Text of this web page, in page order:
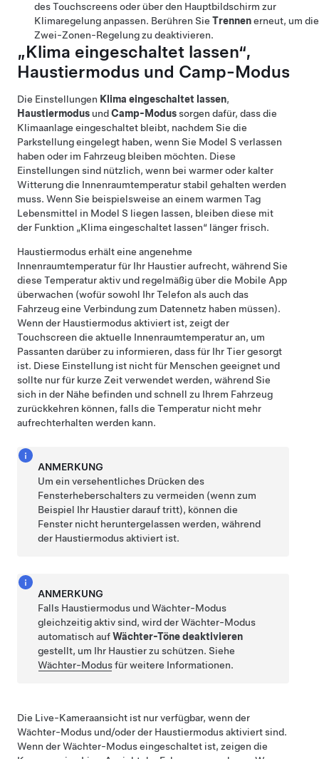
des Touchscreens oder über den Hauptbildschirm zur
Klimaregelung anpassen. Berühren Sie Trennenerneut, um die
Zwei-Zonen-Regelung zu deaktivieren.
„Klima eingeschaltet lassen“,
Haustiermodus und Camp-Modus
Die Einstellungen Klima eingeschaltet lassen,
Haustiermodus undCamp-Modussorgen dafür, dass die
Klimaanlage eingeschaltet bleibt, nachdem Sie die
Parkstellung eingelegt haben, wenn Sie Model S verlassen
haben oder im Fahrzeug bleiben möchten. Diese
Einstellungen sind nützlich, wenn bei warmer oder kalter
Witterung die Innenraumtemperatur stabil gehalten werden
muss. Wenn Sie beispielsweise an einem warmen Tag
Lebensmittel in Model S liegen lassen, bleiben diese mit
der Funktion „Klima eingeschaltet lassen“ länger frisch.
Haustiermoduserhält eine angenehme
Innenraumtemperatur für Ihr Haustier aufrecht, während Sie
diese Temperatur aktiv und regelmäßig über die Mobile App
überwachen (wofür sowohl Ihr Telefon als auch das
Fahrzeug eine Verbindung zum Datennetz haben müssen).
Wenn der Haustiermodusaktiviert ist, zeigt der
Touchscreen die aktuelle Innenraumtemperatur an, um
Passanten darüber zu informieren, dass für Ihr Tier gesorgt
ist. Diese Einstellung ist nicht für Menschen geeignet und
sollte nur für kurze Zeit verwendet werden, während Sie
sich in der Nähe befinden und schnell zu Ihrem Fahrzeug
zurückkehren können, falls die Temperatur nicht mehr
aufrechterhalten werden kann.
ANMERKUNG
Um ein versehentliches Drücken des
Fensterheberschalters zu vermeiden (wenn zum
Beispiel Ihr Haustier darauf tritt), können die
Fenster nicht heruntergelassen werden, während
der Haustiermodusaktiviert ist.
ANMERKUNG
Falls Haustiermodus und Wächter-Modus
gleichzeitig aktiv sind, wird der Wächter-Modus
automatisch aufWächter-Töne deaktivieren
gestellt, um Ihr Haustier zu schützen. Siehe
Wächter-Modusfür weitere Informationen.
Die Live-Kameraansicht ist nur verfügbar, wenn der
Wächter-Modus und/oder der Haustiermodusaktiviert sind.
Wenn der Wächter-Modus eingeschaltet ist, zeigen die